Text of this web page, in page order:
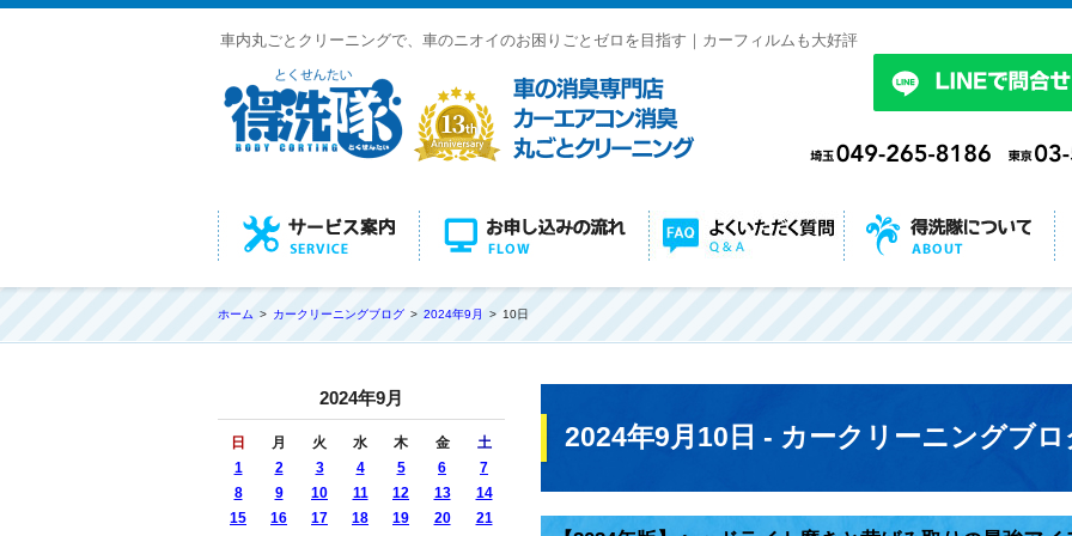
車内丸ごとクリーニングで、車のニオイのお困りごとゼロを目指す｜カーフィルムも大好評
ホーム カークリーニングブログ 2024年9月 10日
2024年9月10日 - カークリーニングブロ
2024年9月
日 月 火 水 木 金
土
1
2 3 4 5 6
7
8
9 10 11 12 13
14
15
16 17 18 19 20
21